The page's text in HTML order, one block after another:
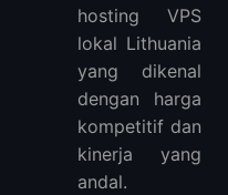
hosting VPS
lokal Lithuania
yang dikenal
dengan harga
kompetitif dan
kinerja yang
andal.